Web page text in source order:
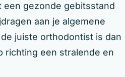
een gezonde gebitsstand
aan je algemene
juiste orthodontist is dan
richting een stralende en